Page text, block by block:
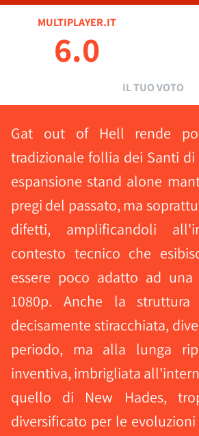
MULTIPLAYER.IT
6.0
IL TUO VOTO
Gat out of Hell rende
tradizionale follia dei Santi di
espansione stand alone
pregi del passato, ma
difetti, amplificandoli
contesto tecnico che
essere poco adatto ad una
1080p. Anche la struttura
decisamente stiracchiata,
periodo, ma alla lunga
inventiva, imbrigliata
quello di New Hades,
diversificato per le